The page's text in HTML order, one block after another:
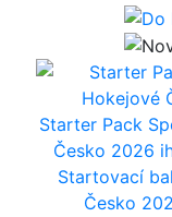
Starter Pack
Česko 2026
Startovací
Česko